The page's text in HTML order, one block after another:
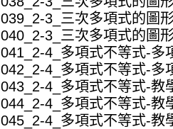
039_2-3_三次多項式的圖
040_2-3_三次多項式的圖
041_2-4_多項式不等式-多
042_2-4_多項式不等式-多
043_2-4_多項式不等式-教
044_2-4_多項式不等式-教
045_2-4_多項式不等式-教